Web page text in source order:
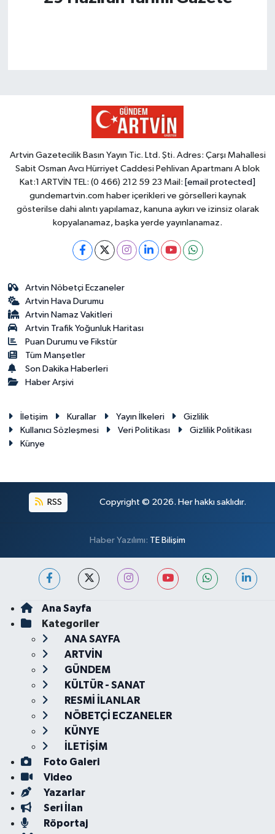
Artvin Gazetecilik Basın Yayın Tic. Ltd. Şti. Adres: Çarşı Mahallesi
Sabit Osman Avcı Hürriyet Caddesi Pehlivan Apartmanı A blok
Kat:1 ARTVİN TEL: (0 466) 212 59 23 Mail: [email protected]
gundemartvin.com haber içerikleri ve görselleri kaynak
gösterilse dahi alıntı yapılamaz, kanuna aykırı ve izinsiz olarak
kopyalanamaz, başka yerde yayınlanamaz.
Artvin Nöbetçi Eczaneler
Artvin Hava Durumu
Artvin Namaz Vakitleri
Artvin Trafik Yoğunluk Haritası
Puan Durumu ve Fikstür
Tüm Manşetler
Son Dakika Haberleri
Haber Arşivi
İletişim Kurallar Yayın İlkeleri
Gizlilik
Kullanıcı Sözleşmesi
Veri Politikası
Gizlilik Politikası
Künye
RSS Copyright © 2026. Her hakkı saklıdır.
Haber Yazılımı: TE Bilişim
Ana Sayfa
Kategoriler
ANA SAYFA
ARTVİN
GÜNDEM
KÜLTÜR - SANAT
RESMİ İLANLAR
NÖBETÇİ ECZANELER
KÜNYE
İLETİŞİM
Foto Galeri
Video
Yazarlar
Seri İlan
Röportaj